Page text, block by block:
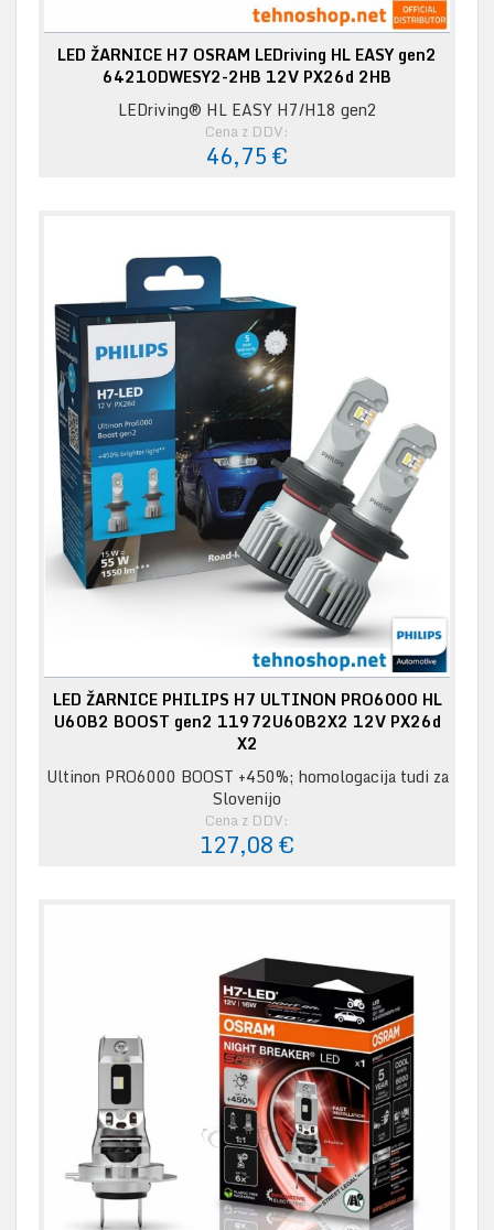
LED ŽARNICE H7 OSRAM LEDriving HL EASY gen2
64210DWESY2-2HB 12V PX26d 2HB
LEDriving® HL EASY H7/H18 gen2
Cena z DDV:
46,75 €
LED ŽARNICE PHILIPS H7 ULTINON PRO6000 HL
U60B2 BOOST gen2 11972U60B2X2 12V PX26d
X2
Ultinon PRO6000 BOOST +450%; homologacija tudi za
Slovenijo
Cena z DDV:
127,08 €